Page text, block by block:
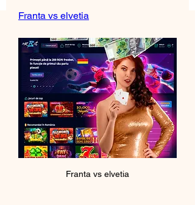
Franta vs elvetia
Franta vs elvetia